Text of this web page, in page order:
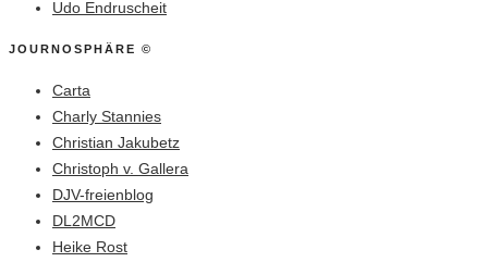
Udo Endruscheit
JOURNOSPHÄRE ©
Carta
Charly Stannies
Christian Jakubetz
Christoph v. Gallera
DJV-freienblog
DL2MCD
Heike Rost